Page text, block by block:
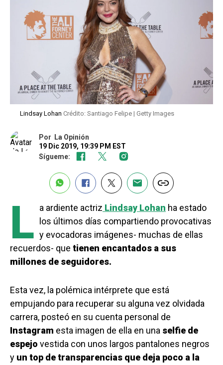
Lindsay Lohan Crédito: Santiago Felipe | Getty Images
Por
La Opinión
19 Dic 2019, 19:39 PM EST
Sígueme:
L a ardiente actriz Lindsay Lohan ha estado
los últimos días compartiendo provocativas
y evocadoras imágenes- muchas de ellas
recuerdos- que tienen encantados a sus
millones de seguidores.
Esta vez, la polémica intérprete que está
empujando para recuperar su alguna vez olvidada
carrera, posteó en su cuenta personal de
Instagram esta imagen de ella en una selfie de
espejo vestida con unos largos pantalones negros
y un top de transparencias que deja poco a la